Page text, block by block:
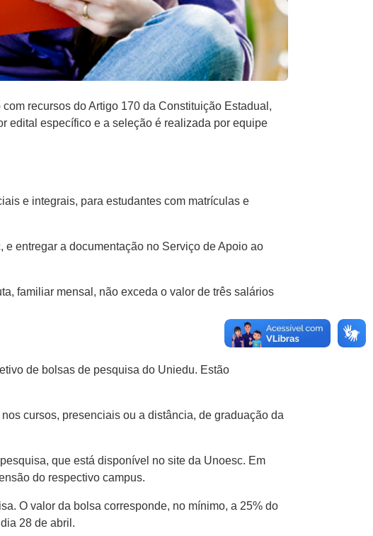
com recursos do Artigo 170 da Constituição Estadual,
edital específico e a seleção é realizada por equipe
e integrais, para estudantes com matrículas e
entregar a documentação no Serviço de Apoio ao
familiar mensal, não exceda o valor de três salários
de bolsas de pesquisa do Uniedu. Estão
cursos, presenciais ou a distância, de graduação da
que está disponível no site da Unoesc. Em
do respectivo campus.
O valor da bolsa corresponde, no mínimo, a 25% do
28 de abril.